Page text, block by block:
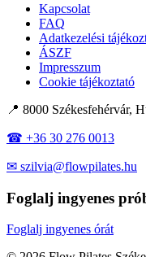
Kapcsolat
FAQ
Adatkezelési
ÁSZF
Impresszum
Cookie tájékoztató
📍 8000 Székesfehérvár,
☎ +36 30 276 0013
✉ szilvia@flowpilates.hu
Foglalj ingyenes
Foglalj ingyenes órát